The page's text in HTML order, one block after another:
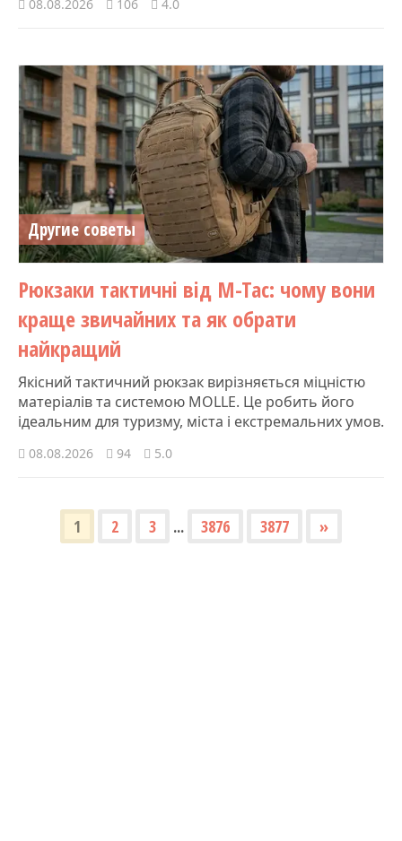
08.08.2026 106 4.0
Другие советы
Рюкзаки тактичні від M-Tac: чому вони
краще звичайних та як обрати
найкращий
Якісний тактичний рюкзак вирізняється міцністю
матеріалів та системою MOLLE. Це робить його
ідеальним для туризму, міста і екстремальних умов.
08.08.2026 94 5.0
1 2 3 ... 3876 3877 »